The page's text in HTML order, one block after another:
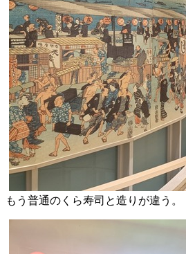
もう普通のくら寿司と造りが違う。